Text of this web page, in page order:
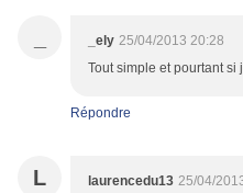
_ely 25/04/2013 20:28
Tout simple et pourtant si
Répondre
L laurencedu13 25/04/